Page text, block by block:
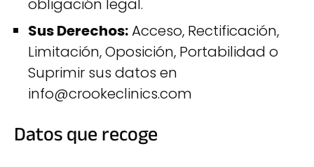
obligación legal.
Sus Derechos:Acceso, Rectificación,
Limitación, Oposición, Portabilidad o
Suprimir sus datos en
info@crookeclinics.com
Datos que recoge